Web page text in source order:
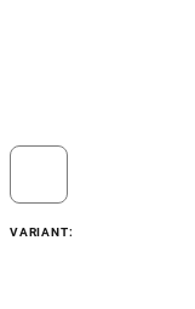
VARIANT: